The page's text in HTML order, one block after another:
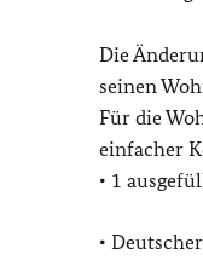
Die
seinen
Für die
einfacher
• 1
•